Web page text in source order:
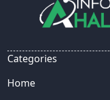
Categories
Home